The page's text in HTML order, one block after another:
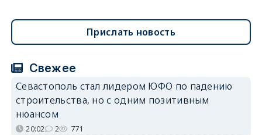
Прислать новость
Свежее
Севастополь стал лидером ЮФО по падению
строительства, но с одним позитивным
нюансом
20:02 2 771